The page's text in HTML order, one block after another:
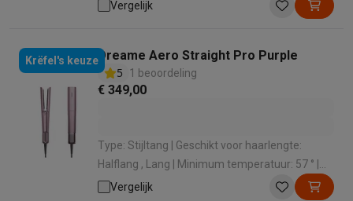
Vergelijk
Krëfel's keuze Dreame Aero Straight Pro Purple
5
1 beoordeling
€ 349,00
Type: Stijltang | Geschikt voor haarlengte:
Halflang , Lang | Minimum temperatuur: 57 ° |
Geschikt voor haartype: Normaal , Gekruld , Fijn ,
Vergelijk